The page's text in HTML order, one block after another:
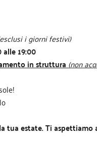
i giorni festivi)
alle 19:00
in struttura(non
tua estate. Ti aspettiamo